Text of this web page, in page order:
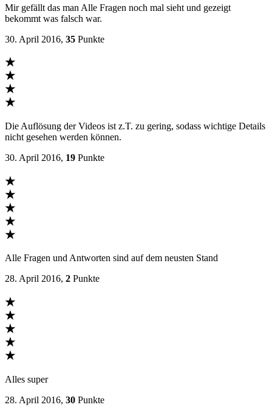
Mir gefällt das man Alle Fragen noch mal sieht und gezeigt
bekommt was falsch war.
30. April 2016, 35 Punkte
★
★
★
★
Die Auflösung der Videos ist z.T. zu gering, sodass wichtige Details
nicht gesehen werden können.
30. April 2016, 19 Punkte
★
★
★
★
★
Alle Fragen und Antworten sind auf dem neusten Stand
28. April 2016, 2 Punkte
★
★
★
★
★
Alles super
28. April 2016, 30 Punkte